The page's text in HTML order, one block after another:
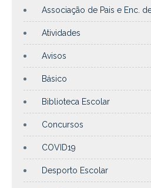
Associação de Pais e Enc.
Atividades
Avisos
Básico
Biblioteca Escolar
Concursos
COVID19
Desporto Escolar